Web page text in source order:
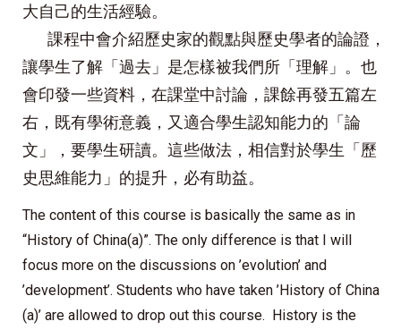
大自己的生活經驗。
課程中會介紹歷史家的觀點與歷史學者的論證，
讓學生了解「過去」是怎樣被我們所「理解」。也
會印發一些資料，在課堂中討論，課餘再發五篇左
右，既有學術意義，又適合學生認知能力的「論
文」，要學生研讀。這些做法，相信對於學生「歷
史思維能力」的提升，必有助益。
The content of this course is basically the same as in
“History of China(a)”. The only difference is that I will
focus more on the discussions on ’evolution’ and
’development’. Students who have taken ’History of China
(a)’ are allowed to drop out this course. History is the